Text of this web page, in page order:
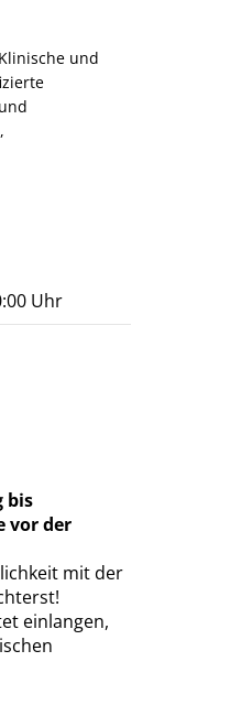
und
Uhr
bis
vor der
mit der
einlangen,